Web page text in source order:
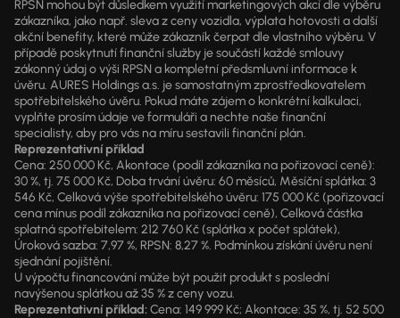
RPSN mohou být důsledkem využití marketingových akcí dle výběru
zákazníka, jako např. sleva z ceny vozidla, výplata hotovosti a další
akční benefity, které může zákazník čerpat dle vlastního výběru. V
případě poskytnutí finanční služby je součástí každé smlouvy
zákonný údaj o výši RPSN a kompletní předsmluvní informace k
úvěru. AURES Holdings a.s. je samostatným zprostředkovatelem
spotřebitelského úvěru. Pokud máte zájem o konkrétní kalkulaci,
vyplňte prosím údaje ve formuláři a nechte naše finanční
specialisty, aby pro vás na míru sestavili finanční plán.
Reprezentativní příklad
Cena: 250 000 Kč, Akontace (podíl zákazníka na pořizovací ceně):
30 %, tj. 75 000 Kč, Doba trvání úvěru: 60 měsíců, Měsíční splátka: 3
546 Kč, Celková výše spotřebitelského úvěru: 175 000 Kč (pořizovací
cena mínus podíl zákazníka na pořizovací ceně), Celková částka
splatná spotřebitelem: 212 760 Kč (splátka x počet splátek),
Úroková sazba: 7,97 %, RPSN: 8,27 %. Podmínkou získání úvěru není
sjednání pojištění.
U výpočtu financování může být použit produkt s poslední
navýšenou splátkou až 35 % z ceny vozu.
Reprezentativní příklad:Cena: 149 999 Kč; Akontace: 35 %, tj. 52 500